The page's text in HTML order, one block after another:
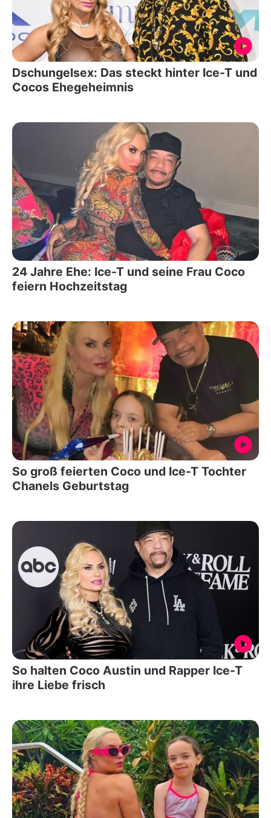
Dschungelsex: Das steckt hinter Ice-T und
Cocos Ehegeheimnis
24 Jahre Ehe: Ice-T und seine Frau Coco
feiern Hochzeitstag
So groß feierten Coco und Ice-T Tochter
Chanels Geburtstag
So halten Coco Austin und Rapper Ice-T
ihre Liebe frisch